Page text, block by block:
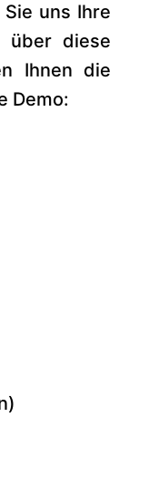
uns Ihre
über diese
Ihnen die
Demo: